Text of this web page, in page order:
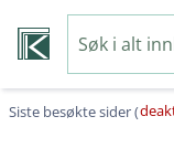
Siste besøkte sider (